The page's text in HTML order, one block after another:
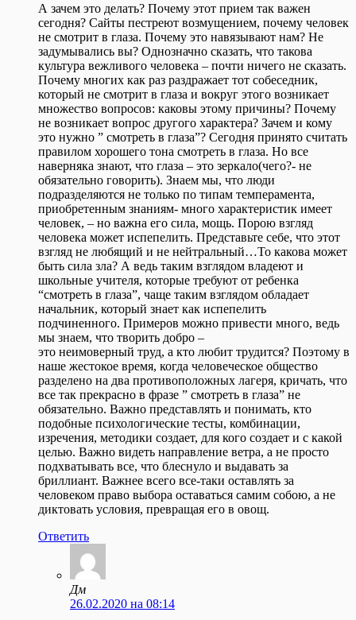
А зачем это делать? Почему этот прием так важен
сегодня? Сайты пестреют возмущением, почему человек
не смотрит в глаза. Почему это навязывают нам? Не
задумывались вы? Однозначно сказать, что такова
культура вежливого человека – почти ничего не сказать.
Почему многих как раз раздражает тот собеседник,
который не смотрит в глаза и вокруг этого возникает
множество вопросов: каковы этому причины? Почему
не возникает вопрос другого характера? Зачем и кому
это нужно ” смотреть в глаза”? Сегодня принято считать
правилом хорошего тона смотреть в глаза. Но все
наверняка знают, что глаза – это зеркало(чего?- не
обязательно говорить). Знаем мы, что люди
подразделяются не только по типам темперамента,
приобретенным знаниям- много характеристик имеет
человек, – но важна его сила, мощь. Порою взгляд
человека может испепелить. Представьте себе, что этот
взгляд не любящий и не нейтральный…То какова может
быть сила зла? А ведь таким взглядом владеют и
школьные учителя, которые требуют от ребенка
“смотреть в глаза”, чаще таким взглядом обладает
начальник, который знает как испепелить
подчиненного. Примеров можно привести много, ведь
мы знаем, что творить добро –
это неимоверный труд, а кто любит трудится? Поэтому в
наше жестокое время, когда человеческое общество
разделено на два противоположных лагеря, кричать, что
все так прекрасно в фразе ” смотреть в глаза” не
обязательно. Важно представлять и понимать, кто
подобные психологические тесты, комбинации,
изречения, методики создает, для кого создает и с какой
целью. Важно видеть направление ветра, а не просто
подхватывать все, что блеснуло и выдавать за
бриллиант. Важнее всего все-таки оставлять за
человеком право выбора оставаться самим собою, а не
диктовать условия, превращая его в овощ.
Ответить
Дм
26.02.2020 на 08:14